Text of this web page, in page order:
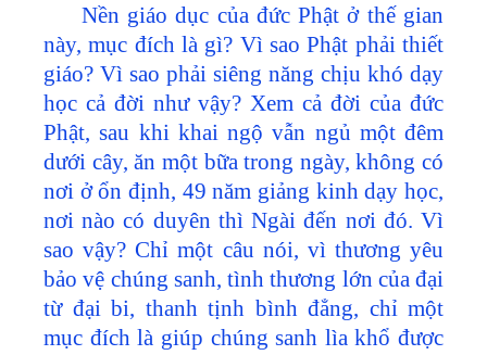
Nền giáo dục của đức Phật ở thế gian
này, mục đích là gì? Vì sao Phật phải thiết
giáo? Vì sao phải siêng năng chịu khó dạy
học cả đời như vậy? Xem cả đời của đức
Phật, sau khi khai ngộ vẫn ngủ một đêm
dưới cây, ăn một bữa trong ngày, không có
nơi ở ổn định, 49 năm giảng kinh dạy học,
nơi nào có duyên thì Ngài đến nơi đó. Vì
sao vậy? Chỉ một câu nói, vì thương yêu
bảo vệ chúng sanh, tình thương lớn của đại
từ đại bi, thanh tịnh bình đẳng, chỉ một
mục đích là giúp chúng sanh lìa khổ được